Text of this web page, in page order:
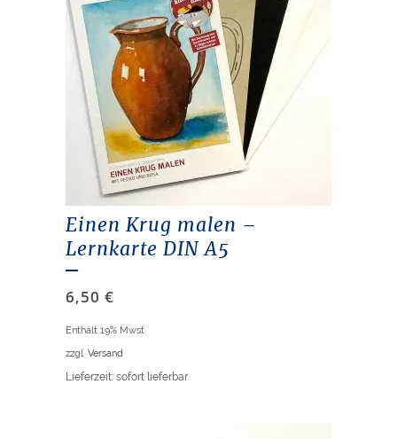
Einen Krug malen –
Lernkarte DIN A5
6,50 €
Enthält 19% Mwst
zzgl. Versand
Lieferzeit: sofort lieferbar